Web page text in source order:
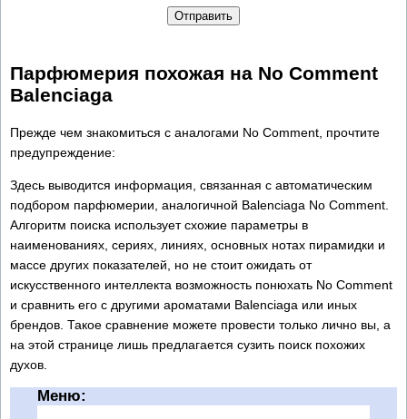
Отправить
Парфюмерия похожая на No Comment
Balenciaga
Прежде чем знакомиться с аналогами No Comment, прочтите
предупреждение:
Здесь выводится информация, связанная с автоматическим
подбором парфюмерии, аналогичной Balenciaga No Comment.
Алгоритм поиска использует схожие параметры в
наименованиях, сериях, линиях, основных нотах пирамидки и
массе других показателей, но не стоит ожидать от
искусственного интеллекта возможность понюхать No Comment
и сравнить его с другими ароматами Balenciaga или иных
брендов. Такое сравнение можете провести только лично вы, а
на этой странице лишь предлагается сузить поиск похожих
духов.
Меню: